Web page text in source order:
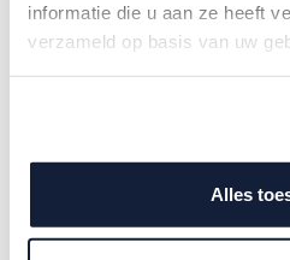
informatie die u aan ze heeft
verzameld op basis van uw
Alles